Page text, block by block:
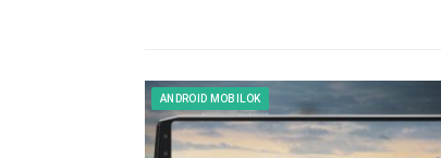
ANDROID MOBILOK